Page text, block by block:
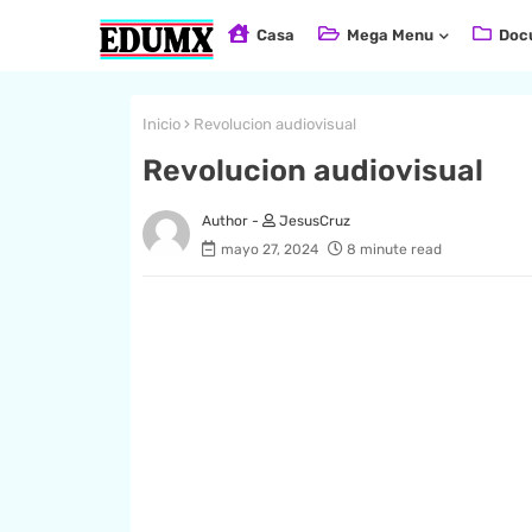
Casa Mega Menu
Inicio Revolucion audiovisual
Revolucion audiovisual
JesusCruz
mayo 27, 2024
8 minute read